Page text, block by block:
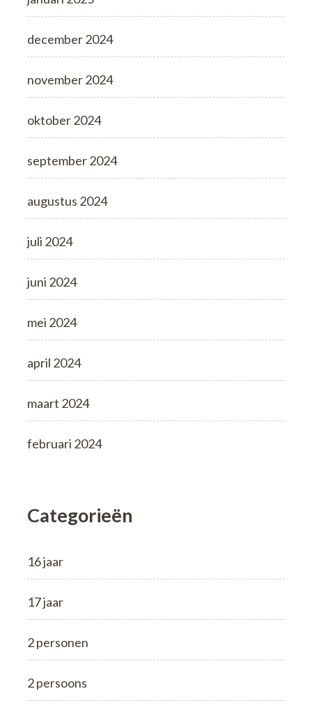
december 2024
november 2024
oktober 2024
september 2024
augustus 2024
juli 2024
juni 2024
mei 2024
april 2024
maart 2024
februari 2024
Categorieën
16 jaar
17 jaar
2 personen
2 persoons